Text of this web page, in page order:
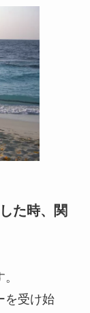
た時、関
を受け始